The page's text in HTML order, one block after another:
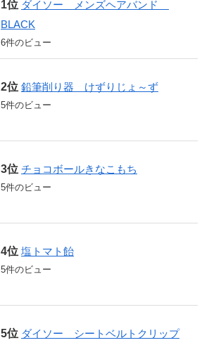
ダイソー メンズヘアバンド
BLACK
6件のビュー
鉛筆削り器 けずりじょ～ず
5件のビュー
チョコボールきなこもち
5件のビュー
塩トマト飴
5件のビュー
ダイソー シートベルトクリップ